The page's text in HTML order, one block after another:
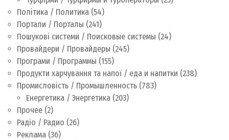
Політика / Политика (54)
Портали / Порталы (241)
Пошукові системи / Поисковые системы (24)
Провайдери / Провайдеры (245)
Програми / Программы (155)
Продукти харчування та напої / еда и напитки (238)
Промисловість / Промышленность (783)
Енергетика / Энергетика (203)
Прочее (2)
Радіо / Радио (26)
Реклама (36)